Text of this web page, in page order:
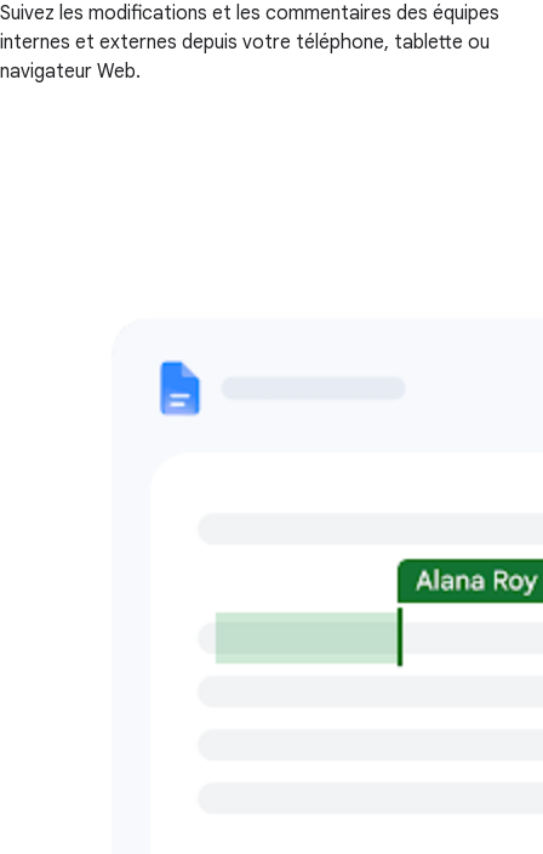
Suivez les modifications et les commentaires des équipes
internes et externes depuis votre téléphone, tablette ou
navigateur Web.